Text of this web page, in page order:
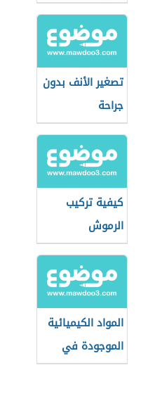
تصغير الأنف بدون
جراحة
كيفية تركيب
الرموش
المواد الكيميائية
الموجودة في
مستحضرات